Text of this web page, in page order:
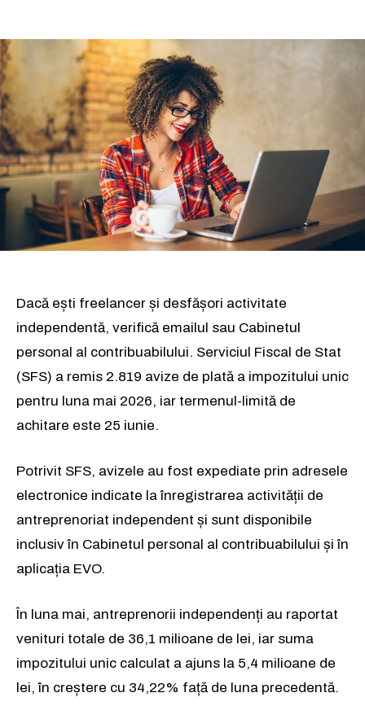
Dacă ești freelancer și desfășori activitate
independentă, verifică emailul sau Cabinetul
personal al contribuabilului. Serviciul Fiscal de Stat
(SFS) a remis 2.819 avize de plată a impozitului unic
pentru luna mai 2026, iar termenul-limită de
achitare este 25 iunie.
Potrivit SFS, avizele au fost expediate prin adresele
electronice indicate la înregistrarea activității de
antreprenoriat independent și sunt disponibile
inclusiv în Cabinetul personal al contribuabilului și în
aplicația EVO.
În luna mai, antreprenorii independenți au raportat
venituri totale de 36,1 milioane de lei, iar suma
impozitului unic calculat a ajuns la 5,4 milioane de
lei, în creștere cu 34,22% față de luna precedentă.